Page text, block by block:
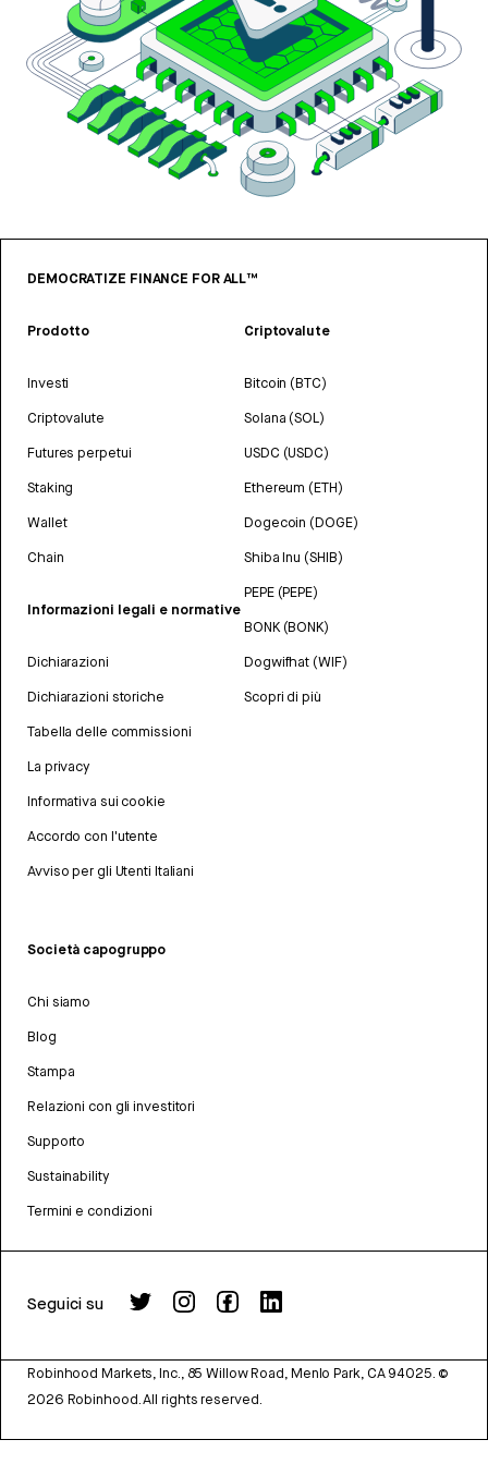
DEMOCRATIZE FINANCE FOR ALL™
Prodotto
Investi
Criptovalute
Futures perpetui
Staking
Wallet
Chain
Informazioni legali e normative
Dichiarazioni
Dichiarazioni storiche
Tabella delle commissioni
La privacy
Informativa sui cookie
Accordo con l'utente
Avviso per gli Utenti Italiani
Criptovalute
Bitcoin (BTC)
Solana (SOL)
USDC (USDC)
Ethereum (ETH)
Dogecoin (DOGE)
Shiba Inu (SHIB)
PEPE (PEPE)
BONK (BONK)
Dogwifhat (WIF)
Scopri di più
Società capogruppo
Chi siamo
Blog
Stampa
Relazioni con gli investitori
Supporto
Sustainability
Termini e condizioni
Seguici su
Robinhood Markets, Inc., 85 Willow Road, Menlo Park, CA 94025. ©
2026 Robinhood. All rights reserved.